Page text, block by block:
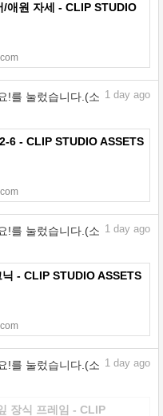
애원 자세 - CLIP STUDIO
!를 눌렀습니다.(소 1 day ago
6 - CLIP STUDIO ASSETS
!를 눌렀습니다.(소 1 day ago
- CLIP STUDIO ASSETS
!를 눌렀습니다.(소 1 day ago
장식 프레임 - CLIP